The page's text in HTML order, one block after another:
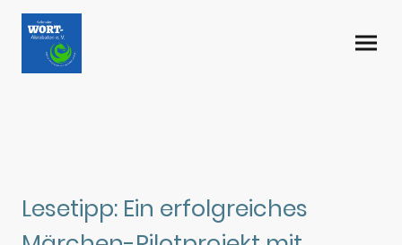
Lesetipp: Ein erfolgreiches